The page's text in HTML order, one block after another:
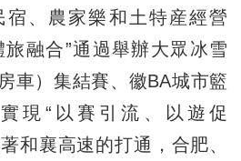
、農家樂和土特産經營
旅融合”通過舉辦大眾冰雪
車）集結賽、徽BA城市籃
現“以賽引流、以遊促
和襄高速的打通，合肥、